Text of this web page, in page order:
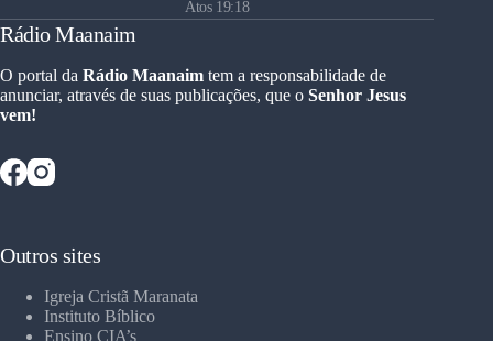
Atos 19:18
Rádio Maanaim
O portal da Rádio Maanaim tem a responsabilidade de
anunciar, através de suas publicações, que o Senhor Jesus
vem!
Outros sites
Igreja Cristã Maranata
Instituto Bíblico
Ensino CIA’s